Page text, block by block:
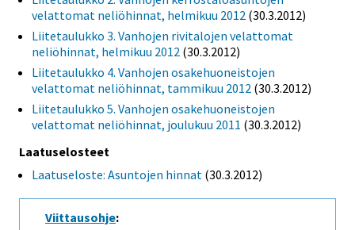
velattomat neliöhinnat, helmikuu 2012 (30.3.2012)
Liitetaulukko 3. Vanhojen rivitalojen velattomat
neliöhinnat, helmikuu 2012 (30.3.2012)
Liitetaulukko 4. Vanhojen osakehuoneistojen
velattomat neliöhinnat, tammikuu 2012 (30.3.2012)
Liitetaulukko 5. Vanhojen osakehuoneistojen
velattomat neliöhinnat, joulukuu 2011 (30.3.2012)
Laatuselosteet
Laatuseloste: Asuntojen hinnat (30.3.2012)
Viittausohje: